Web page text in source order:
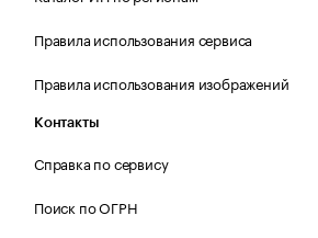
Правила использования сервиса
Правила использования изображений
Контакты
Справка по сервису
Поиск по ОГРН